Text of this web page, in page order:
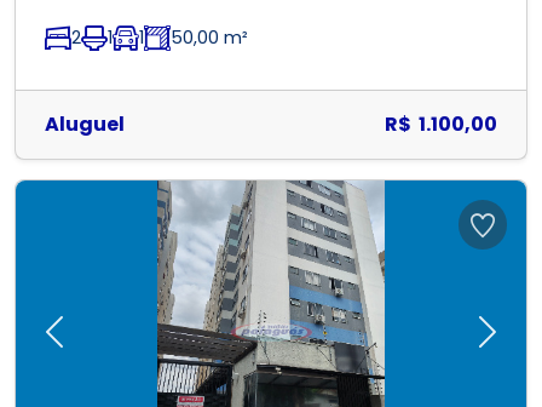
2 1 1 50,00 m²
Aluguel R$ 1.100,00
Previous Next